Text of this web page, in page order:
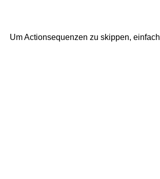
Um Actionsequenzen zu skippen, einfach